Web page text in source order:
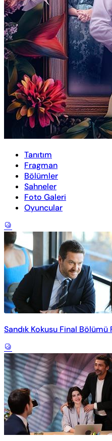
Tanıtım
Fragman
Bölümler
Sahneler
Foto Galeri
Oyuncular
Sandık Kokusu Final Bölümü